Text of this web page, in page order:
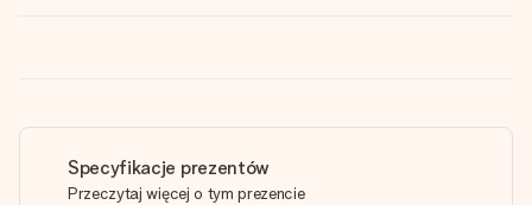
Specyfikacje prezentów
Przeczytaj więcej o tym prezencie